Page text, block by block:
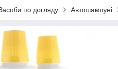
по догляду Автошампуні